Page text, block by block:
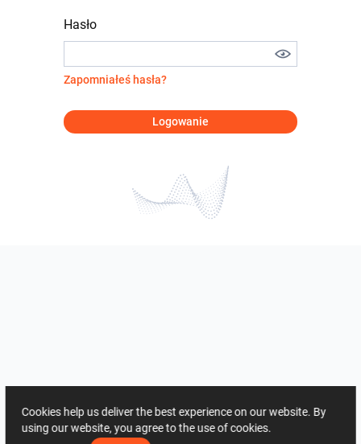
Hasło
Zapomniałeś hasła?
Logowanie
Cookies help us deliver the best experience on our website. By
using our website, you agree to the use of cookies.